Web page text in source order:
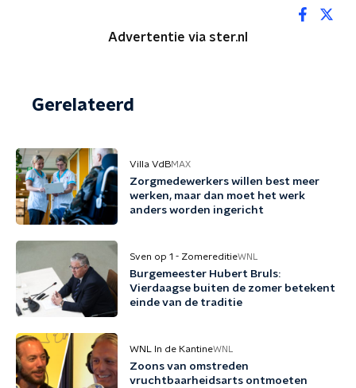
Advertentie via ster.nl
Gerelateerd
Villa VdBMAX
Zorgmedewerkers willen best meer
werken, maar dan moet het werk
anders worden ingericht
Sven op 1 - ZomereditieWNL
Burgemeester Hubert Bruls:
Vierdaagse buiten de zomer betekent
einde van de traditie
WNL In de KantineWNL
Zoons van omstreden
vruchtbaarheidsarts ontmoeten